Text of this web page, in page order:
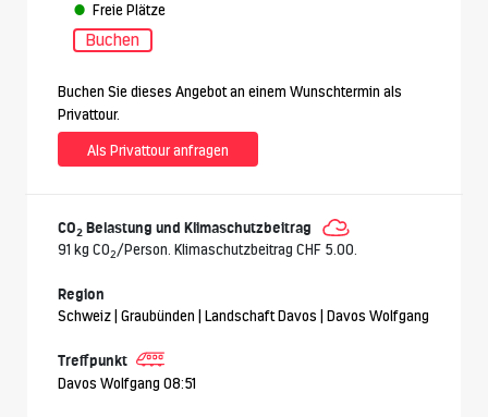
Freie Plätze
Buchen
Buchen Sie dieses Angebot an einem Wunschtermin als
Privattour.
Als Privattour anfragen
CO2 Belastung und Klimaschutzbeitrag
91 kg CO2/Person. Klimaschutzbeitrag CHF 5.00.
Region
Schweiz | Graubünden | Landschaft Davos | Davos Wolfgang
Treffpunkt
Davos Wolfgang 08:51